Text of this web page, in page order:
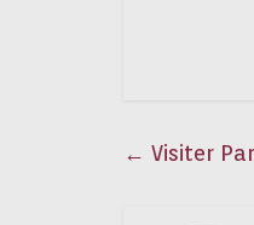
← Visiter